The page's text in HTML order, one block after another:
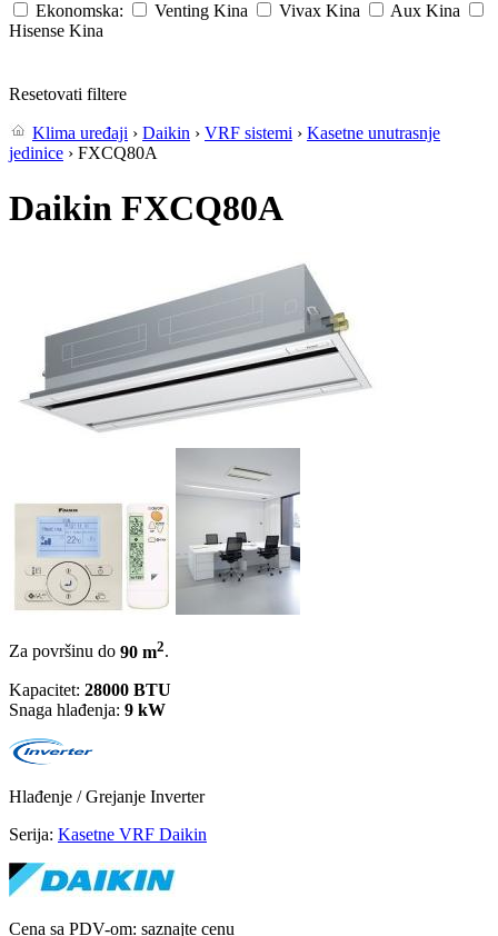
Ekonomska:
Venting Kina Vivax Kina Aux Kina
Hisense Kina
Resetovati filtere
Klima uređaji › Daikin › VRF sistemi › Kasetne unutrasnje
jedinice › FXCQ80A
Daikin FXCQ80A
Za površinu do 90 m2.
Kapacitet: 28000 BTU
Snaga hlađenja: 9 kW
Hlađenje / Grejanje Inverter
Serija: Kasetne VRF Daikin
Cena sa PDV-om: saznajte cenu